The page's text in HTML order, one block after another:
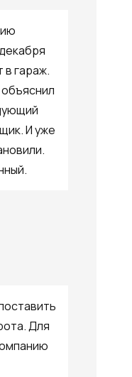
в гараж.
И уже
Для